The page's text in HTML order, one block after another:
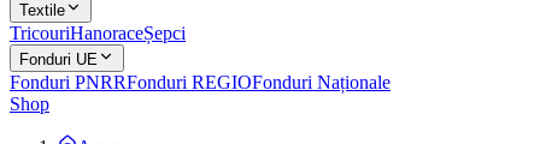
Textile
TricouriHanoraceȘepci
Fonduri UE
Fonduri PNRRFonduri REGIOFonduri Naționale
Shop